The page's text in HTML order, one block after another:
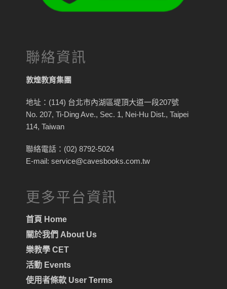
聯絡資訊
敦煌教育集團
地址：(114) 台北市內湖區堤頂大道一段207號
No. 207, Ti-Ding Ave., Sec. 1, Nei-Hu Dist., Taipei
114, Taiwan
聯絡電話：(02) 8792-5024
E-mail: service@cavesbooks.com.tw
更多平台資訊
首頁 Home
關於我們 About Us
樂教學 CET
活動 Events
使用者條款 User Terms